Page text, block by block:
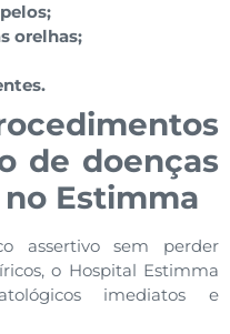
orelhas;
de doenças
Estimma
assertivo sem perder
o Hospital Estimma
imediatos e